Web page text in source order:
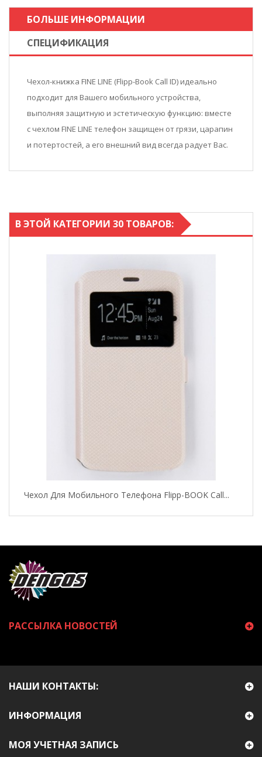
БОЛЬШЕ ИНФОРМАЦИИ
СПЕЦИФИКАЦИЯ
Чехол-книжка FINE LINE (Flipp-Book Call ID) идеально
подходит для Вашего мобильного устройства,
выполняя защитную и эстетическую функцию: вместе
с чехлом FINE LINE телефон защищен от грязи, царапин
и потертостей, а его внешний вид всегда радует Вас.
В ЭТОЙ КАТЕГОРИИ 30 ТОВАРОВ:
Чехол Для Мобильного Телефона Flipp-BOOK Call...
РАССЫЛКА НОВОСТЕЙ
НАШИ КОНТАКТЫ:
ИНФОРМАЦИЯ
МОЯ УЧЕТНАЯ ЗАПИСЬ